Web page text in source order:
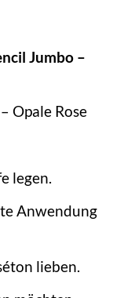
Jumbo –
Opale Rose
legen.
Anwendung
lieben.